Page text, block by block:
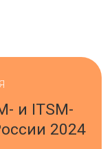
и ITSM-
2024